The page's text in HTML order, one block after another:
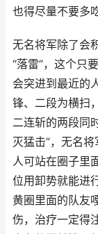
也得尽量不要多
无名将军除了会
“落雷”，这个只
会突进到最近的
锋、二段为横扫
二连斩的两段同
灭猛击”，无名
人可站在圈子里
位用卸势就能进
黄圈里面的队友
伤，治疗一定得